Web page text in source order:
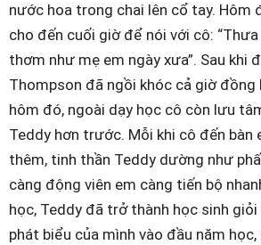
nước hoa trong chai lên cổ tay. Hôm
cho đến cuối giờ để nói với cô:
thơm như mẹ em ngày xưa”. Sau khi
Thompson đã ngồi khóc cả giờ đồng
hôm đó, ngoài dạy học cô còn lưu
Teddy hơn trước. Mỗi khi cô đến bàn
thêm, tinh thần Teddy dường như
càng động viên em càng tiến bộ
học, Teddy đã trở thành học sinh
phát biểu của mình vào đầu năm